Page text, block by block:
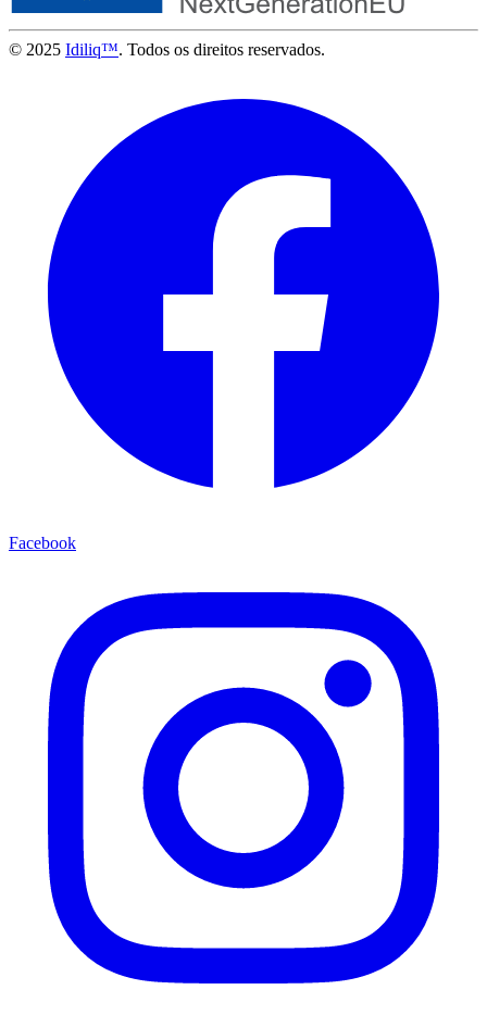
© 2025 Idiliq™. Todos os direitos reservados.
Facebook